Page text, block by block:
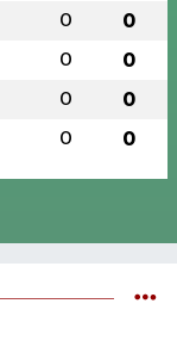
0 0
0 0
0 0
0 0